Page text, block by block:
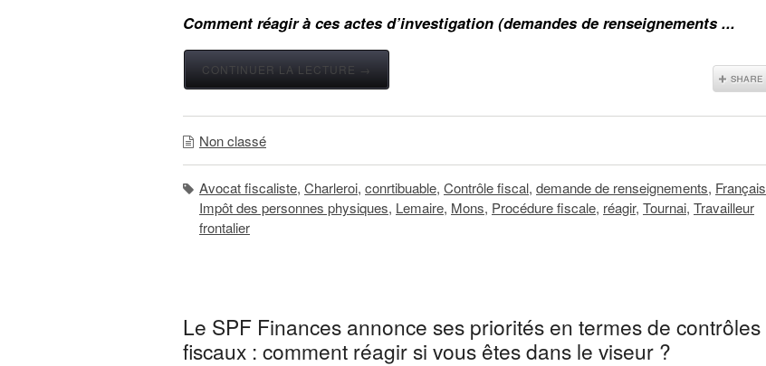
Comment réagir à ces actes d’investigation (demandes de renseignements ...
CONTINUER LA LECTURE →
Non classé
Avocat fiscaliste, Charleroi, conrtibuable, Contrôle fiscal, demande de renseignements, Français
Impôt des personnes physiques, Lemaire, Mons, Procédure fiscale, réagir, Tournai, Travailleur
frontalier
Le SPF Finances annonce ses priorités en termes de contrôles
fiscaux : comment réagir si vous êtes dans le viseur ?